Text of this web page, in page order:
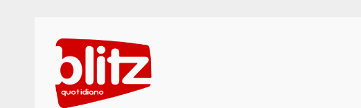
content